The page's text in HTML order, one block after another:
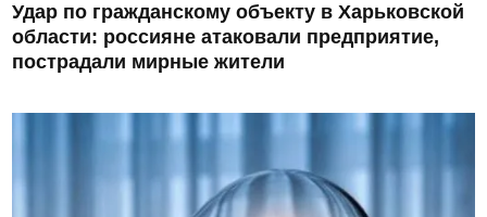
Удар по гражданскому объекту в Харьковской
области: россияне атаковали предприятие,
пострадали мирные жители